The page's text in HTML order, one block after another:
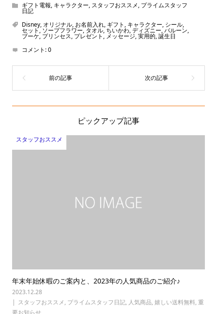
ギフト電報, キャラクター, スタッフおススメ, プライムスタッフ
日記
Disney, オリジナル, お名前入れ, ギフト , キャラクター, シール,
セット,ソープフラワー,タオル,ちいかわ,ディズニー,バルーン,
ブーケ, プリンセス, プレゼント, メッセージ,実用的,誕生日
コメント:0
ピックアップ記事
スタッフおススメ
年末年始休暇のご案内と、2023年の人気商品のご紹介♪
2023.12.28
スタッフおススメ, プライムスタッフ日記, 人気商品, 嬉しい送料無料, 重
要お知らせ